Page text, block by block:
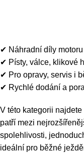
✔ Náhradní díly
✔ Písty, válce, klikové
✔ Pro opravy, servis i
✔ Rychlé dodání a
V této kategorii
patří mezi
spolehlivosti,
ideální pro běžné